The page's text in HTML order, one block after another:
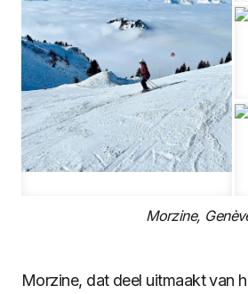
Morzine,
Morzine, dat deel uitmaakt van